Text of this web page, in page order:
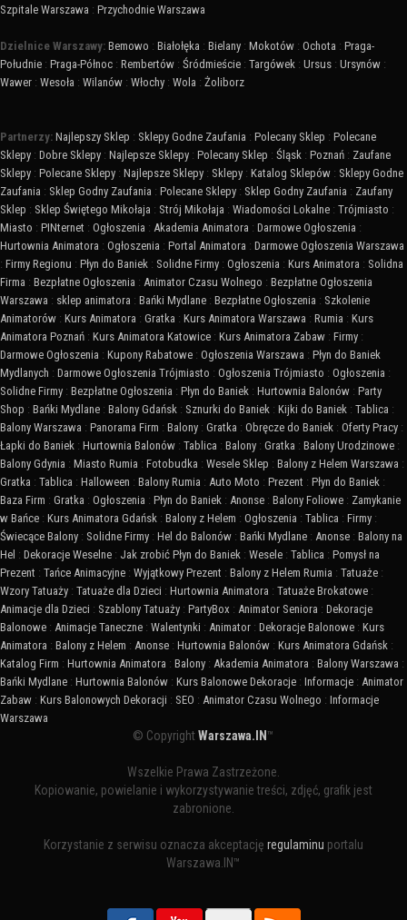
Szpitale Warszawa : Przychodnie Warszawa
Dzielnice Warszawy: Bemowo : Białołęka : Bielany : Mokotów : Ochota : Praga-
Południe : Praga-Północ : Rembertów : Śródmieście : Targówek : Ursus : Ursynów :
Wawer : Wesoła : Wilanów : Włochy : Wola : Żoliborz
Partnerzy: Najlepszy Sklep : Sklepy Godne Zaufania : Polecany Sklep : Polecane
Sklepy : Dobre Sklepy : Najlepsze Sklepy : Polecany Sklep : Śląsk : Poznań : Zaufane
Sklepy : Polecane Sklepy : Najlepsze Sklepy : Sklepy : Katalog Sklepów : Sklepy Godne
Zaufania : Sklep Godny Zaufania : Polecane Sklepy : Sklep Godny Zaufania : Zaufany
Sklep : Sklep Świętego Mikołaja : Strój Mikołaja : Wiadomości Lokalne : Trójmiasto :
Miasto : PINternet : Ogłoszenia : Akademia Animatora : Darmowe Ogłoszenia :
Hurtownia Animatora : Ogłoszenia : Portal Animatora : Darmowe Ogłoszenia Warszawa
: Firmy Regionu : Płyn do Baniek : Solidne Firmy : Ogłoszenia : Kurs Animatora : Solidna
Firma : Bezpłatne Ogłoszenia : Animator Czasu Wolnego : Bezpłatne Ogłoszenia
Warszawa : sklep animatora : Bańki Mydlane : Bezpłatne Ogłoszenia : Szkolenie
Animatorów : Kurs Animatora : Gratka : Kurs Animatora Warszawa : Rumia : Kurs
Animatora Poznań : Kurs Animatora Katowice : Kurs Animatora Zabaw : Firmy :
Darmowe Ogłoszenia : Kupony Rabatowe : Ogłoszenia Warszawa : Płyn do Baniek
Mydlanych : Darmowe Ogłoszenia Trójmiasto : Ogłoszenia Trójmiasto : Ogłoszenia :
Solidne Firmy : Bezpłatne Ogłoszenia : Płyn do Baniek : Hurtownia Balonów : Party
Shop : Bańki Mydlane : Balony Gdańsk : Sznurki do Baniek : Kijki do Baniek : Tablica :
Balony Warszawa : Panorama Firm : Balony : Gratka : Obręcze do Baniek : Oferty Pracy :
Łapki do Baniek : Hurtownia Balonów : Tablica : Balony : Gratka : Balony Urodzinowe :
Balony Gdynia : Miasto Rumia : Fotobudka : Wesele Sklep : Balony z Helem Warszawa :
Gratka : Tablica : Halloween : Balony Rumia : Auto Moto : Prezent : Płyn do Baniek :
Baza Firm : Gratka : Ogłoszenia : Płyn do Baniek : Anonse : Balony Foliowe : Zamykanie
w Bańce : Kurs Animatora Gdańsk : Balony z Helem : Ogłoszenia : Tablica : Firmy :
Świecące Balony : Solidne Firmy : Hel do Balonów : Bańki Mydlane : Anonse : Balony na
Hel : Dekoracje Weselne : Jak zrobić Płyn do Baniek : Wesele : Tablica : Pomysł na
Prezent : Tańce Animacyjne : Wyjątkowy Prezent : Balony z Helem Rumia : Tatuaże :
Wzory Tatuaży : Tatuaże dla Dzieci : Hurtownia Animatora : Tatuaże Brokatowe :
Animacje dla Dzieci : Szablony Tatuaży : PartyBox : Animator Seniora : Dekoracje
Balonowe : Animacje Taneczne : Walentynki : Animator : Dekoracje Balonowe : Kurs
Animatora : Balony z Helem : Anonse : Hurtownia Balonów : Kurs Animatora Gdańsk :
Katalog Firm : Hurtownia Animatora : Balony : Akademia Animatora : Balony Warszawa :
Bańki Mydlane : Hurtownia Balonów : Kurs Balonowe Dekoracje : Informacje : Animator
Zabaw : Kurs Balonowych Dekoracji : SEO : Animator Czasu Wolnego : Informacje
Warszawa
© CopyrightWarszawa.IN ™
Wszelkie Prawa Zastrzeżone.
Kopiowanie, powielanie i wykorzystywanie treści, zdjęć, grafik jest
zabronione.
Korzystanie z serwisu oznacza akceptację regulaminu portalu
Warszawa.IN™